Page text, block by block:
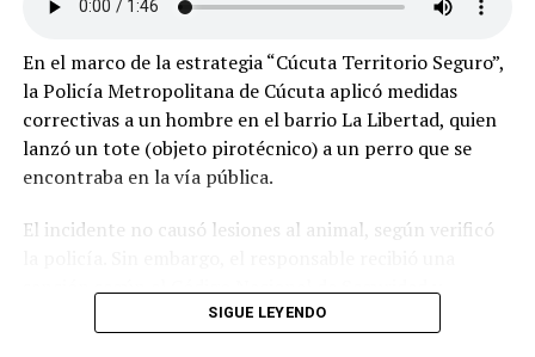
En el marco de la estrategia “Cúcuta Territorio Seguro”,
la Policía Metropolitana de Cúcuta aplicó medidas
correctivas a un hombre en el barrio La Libertad, quien
lanzó un tote (objeto pirotécnico) a un perro que se
encontraba en la vía pública.
El incidente no causó lesiones al animal, según verificó
sanción según el Código Nacional de Seguridad y
Convivencia Ciudadana (Ley 1801, Artículo 30, numeral
SIGUE LEYENDO